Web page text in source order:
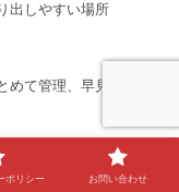
出しやすい場所
めて管理、早見表掲示
防止工夫の収納
ポリシー お問い合わせ